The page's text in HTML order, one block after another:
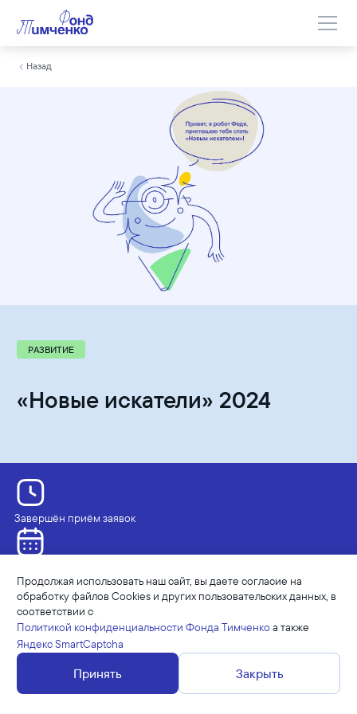
Назад
РАЗВИТИЕ
«Новые искатели» 2024
Завершён приём заявок
07.10.2024 - 17.12.2024
Финансовая поддержка
до 100 тысяч рублей
Продолжая использовать наш сайт, вы даете согласие на
обработку файлов Cookies и других пользовательских данных, в
соответствии с
Политикой конфиденциальности Фонда Тимченко а также
Яндекс SmartCaptcha
Принять Закрыть